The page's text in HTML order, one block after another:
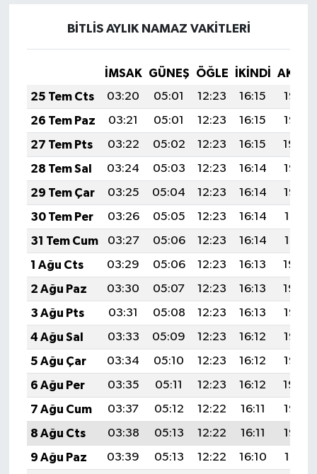
BİTLİS AYLIK NAMAZ VAKITLERI
İMSAK GÜNEŞ ÖĞLE İKINDI
25 Tem Cts
03:20 05:01 12:23 16:15
19:36
26 Tem Paz
03:21 05:01 12:23 16:15
19:35
27 Tem Pts
03:22 05:02 12:23 16:15
19:34
28 Tem Sal
03:24 05:03 12:23 16:14
19:33
29 Tem Çar
03:25 05:04 12:23 16:14
19:32
30 Tem Per
03:26 05:05 12:23 16:14
19:31
31 Tem Cum
03:27 05:06 12:23 16:14
19:31
1 Ağu Cts
03:29 05:06 12:23 16:13
19:30
2 Ağu Paz
03:30 05:07 12:23 16:13
19:29
3 Ağu Pts
03:31 05:08 12:23 16:13
19:28
4 Ağu Sal
03:33 05:09 12:23 16:12
19:27
5 Ağu Çar
03:34 05:10 12:23 16:12
19:25
6 Ağu Per
03:35 05:11 12:23 16:12
19:24
7 Ağu Cum
03:37 05:12 12:22 16:11
19:23
8 Ağu Cts
03:38 05:13 12:22 16:11
19:22
9 Ağu Paz
03:39 05:13 12:22 16:10
19:21